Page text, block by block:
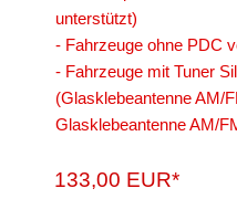
unterstützt)
- Fahrzeuge ohne PDC
- Fahrzeuge mit Tuner
(Glasklebeantenne AM/
Glasklebeantenne AM/
133,00 EUR*